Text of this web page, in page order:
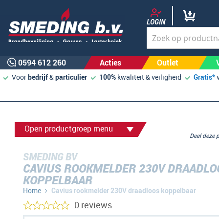
LOGIN
0594 612 260 Acties Outlet
Voorbedrijf&particulier 100% kwaliteit & veiligheid Gratis*
Open productgroep menu
SMEDING BV
CAVIUS ROOKMELDER 230V
KOPPELBAAR
Home Cavius rookmelder 230V draadloos koppelbaar
Deel
0 reviews